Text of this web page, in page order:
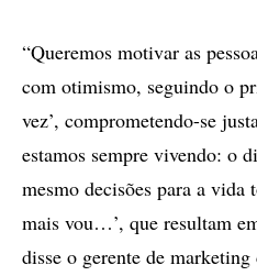
“Queremos motivar as
com otimismo, seguindo o
vez’, comprometendo-se
estamos sempre vivendo: o
mesmo decisões para a vida
mais vou…’, que resultam
disse o gerente de